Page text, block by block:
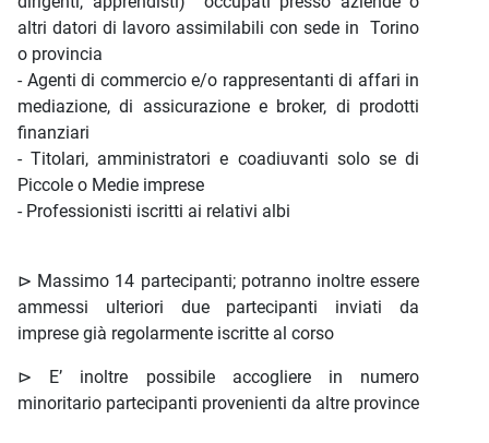
altri datori di lavoro assimilabili con sede in Torino
o provincia
- Agenti di commercio e/o rappresentanti di affari in
mediazione, di assicurazione e broker, di prodotti
finanziari
- Titolari, amministratori e coadiuvanti solo se di
Piccole o Medie imprese
- Professionisti iscritti ai relativi albi
⊳ Massimo 14 partecipanti; potranno inoltre essere
ammessi ulteriori due partecipanti inviati da
imprese già regolarmente iscritte al corso
⊳ E’ inoltre possibile accogliere in numero
minoritario partecipanti provenienti da altre province